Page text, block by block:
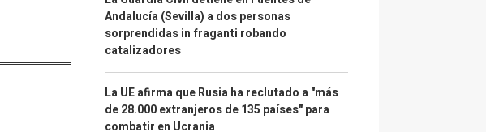
Andalucía (Sevilla) a dos personas
sorprendidas in fraganti robando
catalizadores
La UE afirma que Rusia ha reclutado a "más
de 28.000 extranjeros de 135 países" para
combatir en Ucrania